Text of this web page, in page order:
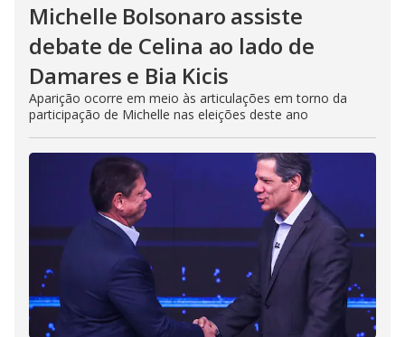
Michelle Bolsonaro assiste
debate de Celina ao lado de
Damares e Bia Kicis
Aparição ocorre em meio às articulações em torno da
participação de Michelle nas eleições deste ano